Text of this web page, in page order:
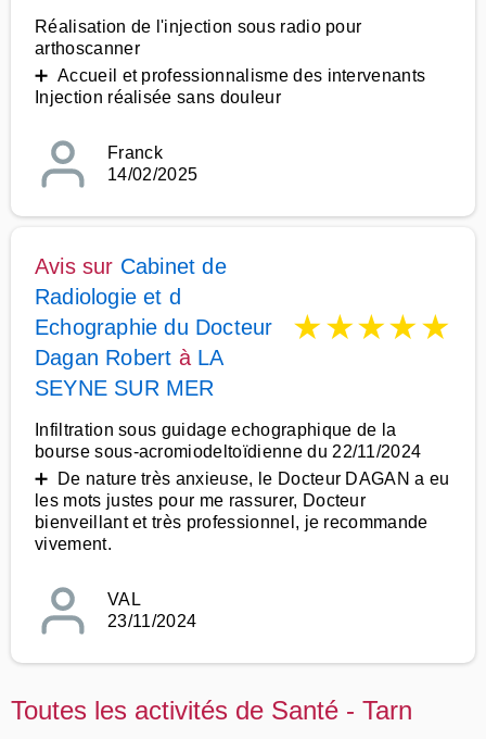
Réalisation de l'injection sous radio pour
arthoscanner
➕ Accueil et professionnalisme des intervenants
Injection réalisée sans douleur
Franck
14/02/2025
Avis sur Cabinet de
Radiologie et d
Echographie du Docteur
Dagan Robert à LA
SEYNE SUR MER
★★★★★
Infiltration sous guidage echographique de la
bourse sous-acromiodeltoïdienne du 22/11/2024
➕ De nature très anxieuse, le Docteur DAGAN a eu
les mots justes pour me rassurer, Docteur
bienveillant et très professionnel, je recommande
vivement.
VAL
23/11/2024
Toutes les activités de Santé - Tarn